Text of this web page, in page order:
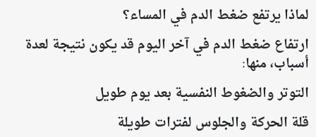
لماذا يرتفع ضغط الدم في المساء؟
ارتفاع ضغط الدم في آخر اليوم قد يكون نتيجة لعدة
أسباب، منها:
التوتر والضغوط النفسية بعد يوم طويل
قلة الحركة والجلوس لفترات طويلة